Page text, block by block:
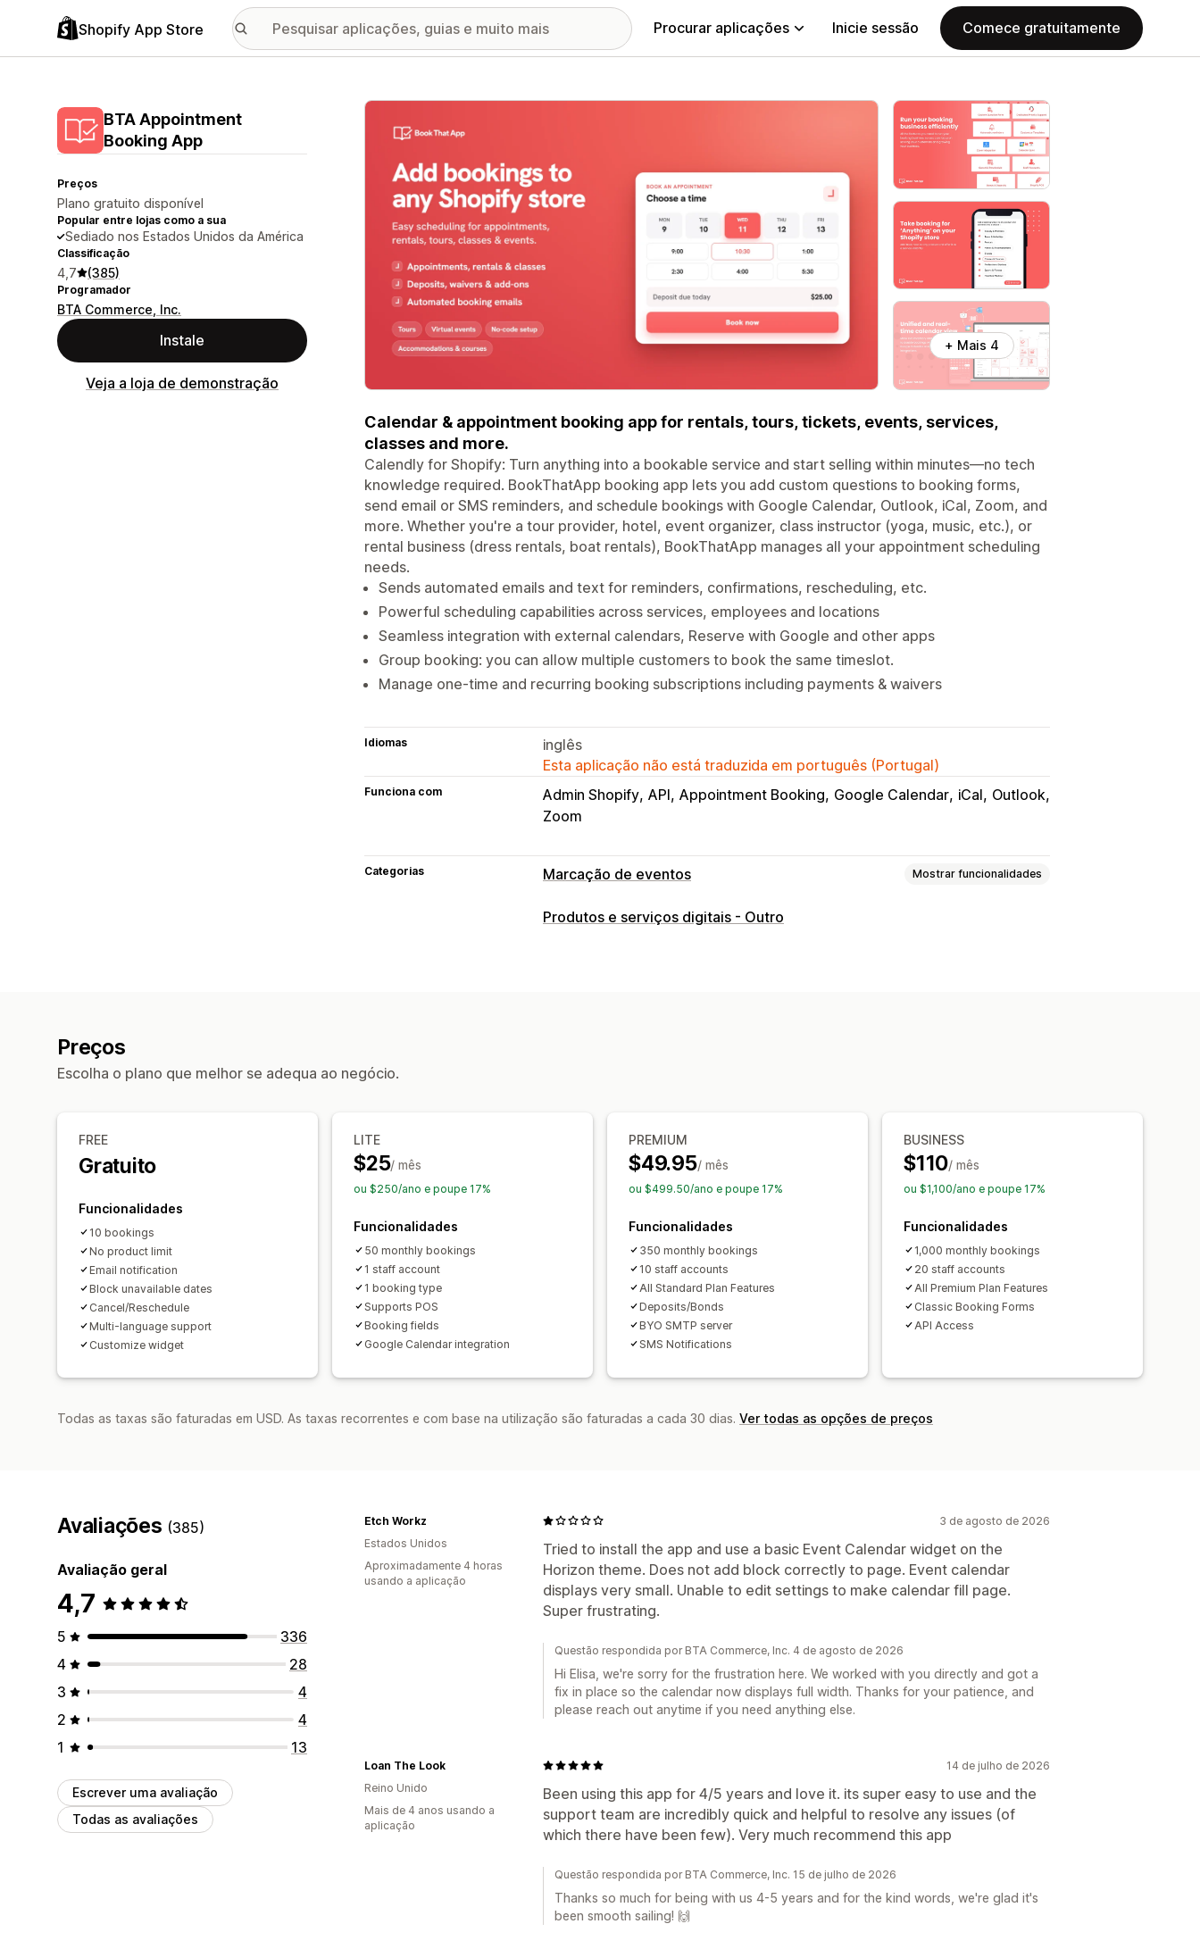
Shopify App Store Procurar aplicações Inicie sessão Comece gratuitamente
BTA Appointment
Booking App
Preços
Plano gratuito disponível
Popular entre lojas como a sua
Sediado nos Estados Unidos da América
Classificação
4,7 (385)
Programador
BTA Commerce, Inc.
Instale
Veja a loja de demonstração
Galeria de imagens em destaque
+ Mais 4
Calendar & appointment booking app for rentals, tours, tickets, events, services,
classes and more.
Calendly for Shopify: Turn anything into a bookable service and start selling within minutes—no tech
knowledge required. BookThatApp booking app lets you add custom questions to booking forms,
send email or SMS reminders, and schedule bookings with Google Calendar, Outlook, iCal, Zoom, and
more. Whether you're a tour provider, hotel, event organizer, class instructor (yoga, music, etc.), or
rental business (dress rentals, boat rentals), BookThatApp manages all your appointment scheduling
needs.
Sends automated emails and text for reminders, confirmations, rescheduling, etc.
Powerful scheduling capabilities across services, employees and locations
Seamless integration with external calendars, Reserve with Google and other apps
Group booking: you can allow multiple customers to book the same timeslot.
Manage one-time and recurring booking subscriptions including payments & waivers
Idiomas
inglês
Esta aplicação não está traduzida em português (Portugal)
Funciona com Admin Shopify API Appointment Booking Google Calendar iCal Outlook
Zoom
Categorias Marcação de eventos Mostrar funcionalidades
Tipo de evento
Notificações por SMS
Pagamentos
Gestão da equipa
Personalização
Formulários personalizados
Notificações personalizadas
Imagem corporativa CSS personalizado
Produtos e serviços digitais - Outro
Preços
Escolha o plano que melhor se adequa ao negócio.
FREE
Gratuito
Funcionalidades
10 bookings
No product limit
Email notification
Block unavailable dates
Cancel/Reschedule
Multi-language support
Customize widget
LITE
$25/ mês
ou $250/ano e poupe 17%
Funcionalidades
50 monthly bookings
1 staff account
1 booking type
Supports POS
Booking fields
Google Calendar integration
PREMIUM
$49.95/ mês
ou $499.50/ano e poupe 17%
Funcionalidades
350 monthly bookings
10 staff accounts
All Standard Plan Features
Deposits/Bonds
BYO SMTP server
SMS Notifications
BUSINESS
$110/ mês
ou $1,100/ano e poupe 17%
Funcionalidades
1,000 monthly bookings
20 staff accounts
All Premium Plan Features
Classic Booking Forms
API Access
Todas as taxas são faturadas em USD. As taxas recorrentes e com base na utilização são faturadas a cada 30 dias. Ver todas as opções de preços
Avaliações (385)
Avaliação geral
4,7
5
336
4
28
3
4
2
4
1
13
Escrever uma avaliação
Todas as avaliações
3 de agosto de 2026
Tried to install the app and use a basic Event Calendar widget on the
Horizon theme. Does not add block correctly to page. Event calendar
displays very small. Unable to edit settings to make calendar fill page.
Super frustrating.
Etch Workz
Estados Unidos
Aproximadamente 4 horas
usando a aplicação
Questão respondida por BTA Commerce, Inc. 4 de agosto de 2026
Hi Elisa, we're sorry for the frustration here. We worked with you directly and got a
fix in place so the calendar now displays full width. Thanks for your patience, and
please reach out anytime if you need anything else.
14 de julho de 2026
Been using this app for 4/5 years and love it. its super easy to use and the
support team are incredibly quick and helpful to resolve any issues (of
which there have been few). Very much recommend this app
Loan The Look
Reino Unido
Mais de 4 anos usando a
aplicação
Questão respondida por BTA Commerce, Inc. 15 de julho de 2026
Thanks so much for being with us 4-5 years and for the kind words, we're glad it's
been smooth sailing! 🙌